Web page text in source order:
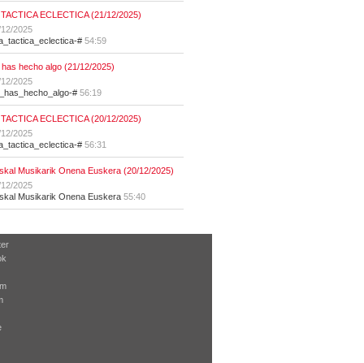
TACTICA ECLECTICA (21/12/2025)
2025
# 54:59
hecho algo (21/12/2025)
2025
# 56:19
TACTICA ECLECTICA (20/12/2025)
2025
# 56:31
Musikarik Onena Euskera (20/12/2025)
2025
Musikarik Onena Euskera 55:40